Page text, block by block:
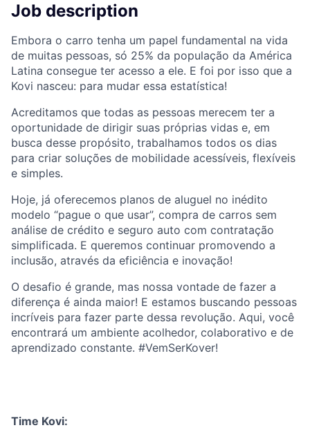
Job description
Embora o carro tenha um papel fundamental na vida
de muitas pessoas, só 25% da população da América
Latina consegue ter acesso a ele. E foi por isso que a
Kovi nasceu: para mudar essa estatística!
Acreditamos que todas as pessoas merecem ter a
oportunidade de dirigir suas próprias vidas e, em
busca desse propósito, trabalhamos todos os dias
para criar soluções de mobilidade acessíveis, flexíveis
e simples.
Hoje, já oferecemos planos de aluguel no inédito
modelo “pague o que usar”, compra de carros sem
análise de crédito e seguro auto com contratação
simplificada. E queremos continuar promovendo a
inclusão, através da eficiência e inovação!
O desafio é grande, mas nossa vontade de fazer a
diferença é ainda maior! E estamos buscando pessoas
incríveis para fazer parte dessa revolução. Aqui, você
encontrará um ambiente acolhedor, colaborativo e de
aprendizado constante. #VemSerKover!
Time Kovi: